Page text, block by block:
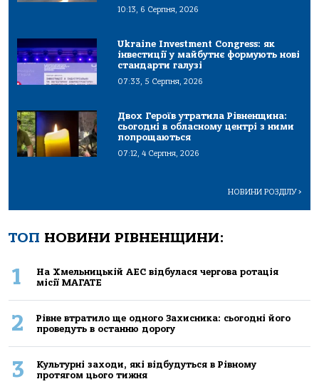
10:13, 6 Серпня, 2026
Ukraine Investment Congress: як
інвестиції у майбутнє формують нові
стандарти галузі
07:33, 5 Серпня, 2026
Двох Героїв утратила Рівненщина:
сьогодні в обласному центрі з ними
попрощаються
07:12, 4 Серпня, 2026
НОВИНИ РОЗДІЛУ>
ТОП НОВИНИ РІВНЕНЩИНИ:
1
На Хмельницькій АЕС відбулася чергова ротація
місії МАГАТЕ
2
Рівне втратило ще одного Захисника: сьогодні його
проведуть в останню дорогу
3
Культурні заходи, які відбудуться в Рівному
протягом цього тижня